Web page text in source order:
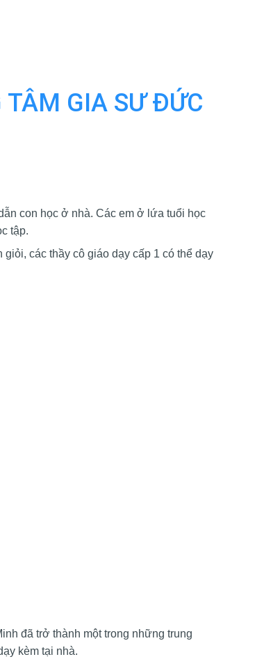
TÂM GIA SƯ ĐỨC
con học ở nhà. Các em ở lứa tuổi học
tập.
các thầy cô giáo dạy cấp 1 có thể dạy
đã trở thành một trong những trung
kèm tại nhà.